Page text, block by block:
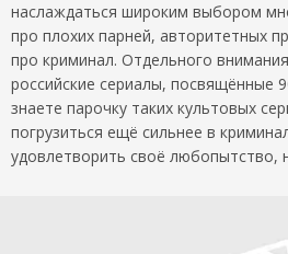
наслаждаться широким выбором
про плохих парней, авторитетных
про криминал. Отдельного
российские сериалы, посвящённые
знаете парочку таких культовых
погрузиться ещё сильнее в
удовлетворить своё любопытство,